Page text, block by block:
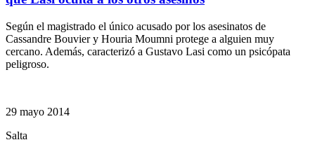
Según el magistrado el único acusado por los asesinatos de
Cassandre Bouvier y Houria Moumni protege a alguien muy
cercano. Además, caracterizó a Gustavo Lasi como un psicópata
peligroso.
29 mayo 2014
Salta